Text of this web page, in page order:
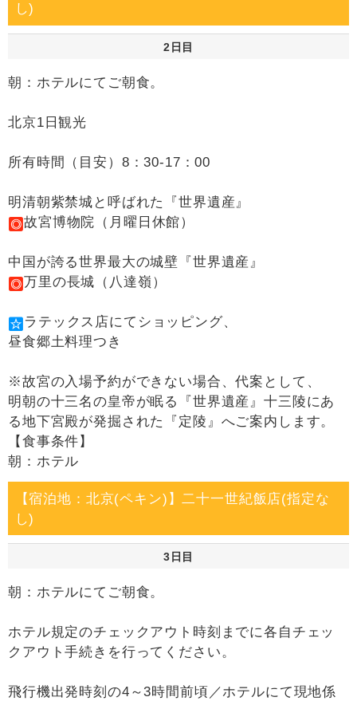
し)
2日目
朝：ホテルにてご朝食。
北京1日観光
所有時間（目安）8：30-17：00
明清朝紫禁城と呼ばれた『世界遺産』
故宮博物院（月曜日休館）
中国が誇る世界最大の城壁『世界遺産』
万里の長城（八達嶺）
ラテックス店にてショッピング、
昼食郷土料理つき
※故宮の入場予約ができない場合、代案として、
明朝の十三名の皇帝が眠る『世界遺産』十三陵にあ
る地下宮殿が発掘された『定陵』へご案内します。
【食事条件】
朝：ホテル
【宿泊地：北京(ペキン)】二十一世紀飯店(指定な
し)
3日目
朝：ホテルにてご朝食。
ホテル規定のチェックアウト時刻までに各自チェッ
クアウト手続きを行ってください。
飛行機出発時刻の4～3時間前頃／ホテルにて現地係